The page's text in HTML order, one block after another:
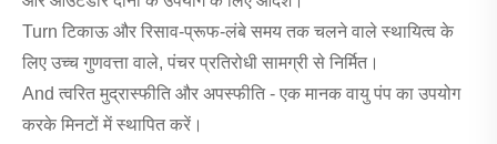
Turn टिकाऊ और रिसाव-प्रूफ-लंबे समय तक चलने वाले स्थायित्व के
लिए उच्च गुणवत्ता वाले, पंचर प्रतिरोधी सामग्री से निर्मित।
And त्वरित मुद्रास्फीति और अपस्फीति - एक मानक वायु पंप का उपयोग
करके मिनटों में स्थापित करें।